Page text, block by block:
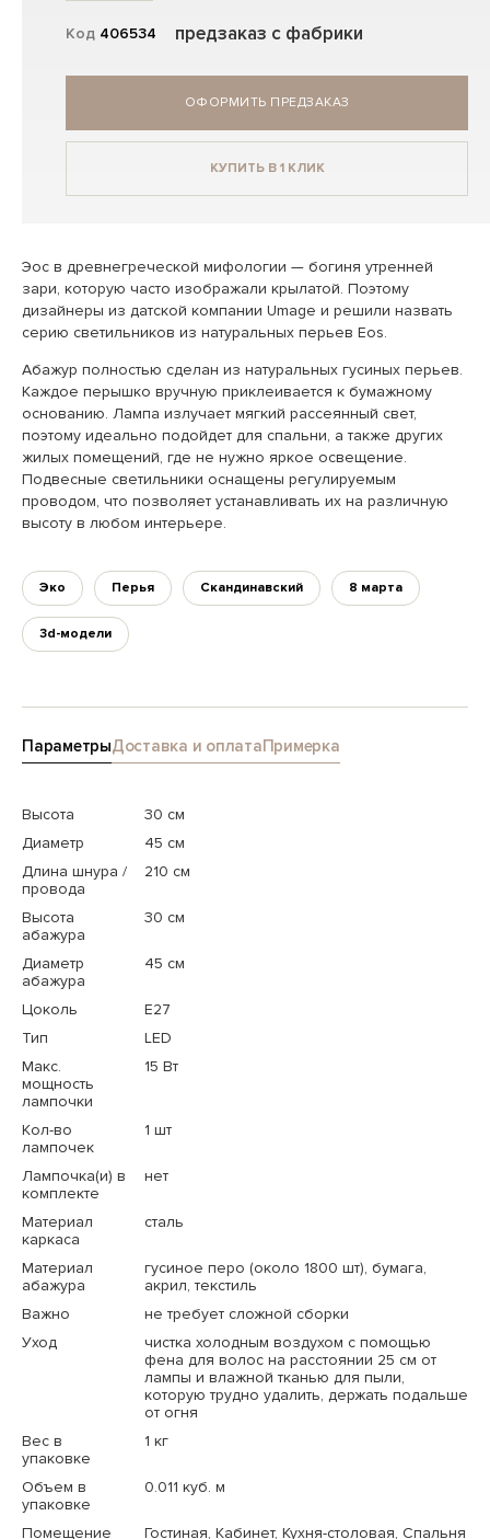
Код 406534 предзаказ с фабрики
ОФОРМИТЬ ПРЕДЗАКАЗ
КУПИТЬ В 1 КЛИК
Эос в древнегреческой мифологии — богиня утренней
зари, которую часто изображали крылатой. Поэтому
дизайнеры из датской компании Umage и решили назвать
серию светильников из натуральных перьев Eos.
Абажур полностью сделан из натуральных гусиных перьев.
Каждое перышко вручную приклеивается к бумажному
основанию. Лампа излучает мягкий рассеянный свет,
поэтому идеально подойдет для спальни, а также других
жилых помещений, где не нужно яркое освещение.
Подвесные светильники оснащены регулируемым
проводом, что позволяет устанавливать их на различную
высоту в любом интерьере.
Эко Перья Скандинавский 8 марта
3d-модели
ПараметрыДоставка и оплатаПримерка
Высота
30 см
Диаметр
45 см
Длина шнура /
провода
210 см
Высота
абажура
30 см
Диаметр
абажура
45 см
Цоколь
E27
Тип
LED
Макс.
мощность
лампочки
15 Вт
Кол-во
лампочек
1 шт
Лампочка(и) в
комплекте
нет
Материал
каркаса
сталь
Материал
абажура
гусиное перо (около 1800 шт), бумага,
акрил, текстиль
Важно
не требует сложной сборки
Уход
чистка холодным воздухом с помощью
фена для волос на расстоянии 25 см от
лампы и влажной тканью для пыли,
которую трудно удалить, держать подальше
от огня
Вес в
упаковке
1 кг
Объем в
упаковке
0.011 куб. м
Помещение Гостиная, Кабинет, Кухня-столовая, Спальня